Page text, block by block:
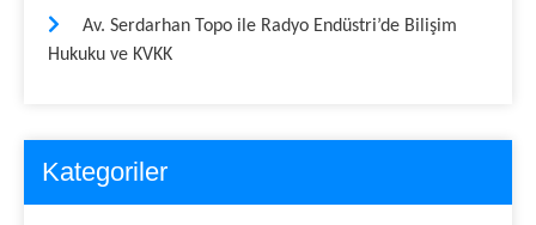
Av. Serdarhan Topo ile Radyo Endüstri’de Bilişim
Hukuku ve KVKK
Kategoriler